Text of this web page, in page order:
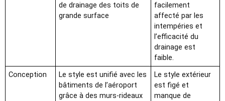
de drainage des toits de
grande surface
facilement
affecté par les
intempéries et
l’efficacité du
drainage est
faible.
Conception
Le style est unifié avec les
bâtiments de l’aéroport
grâce à des murs-rideaux
Le style extérieur
est figé et
manque de